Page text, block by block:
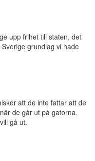
upp frihet till staten, det
grundlag vi hade
att de inte fattar att de
de går ut på gatorna.
gå ut.